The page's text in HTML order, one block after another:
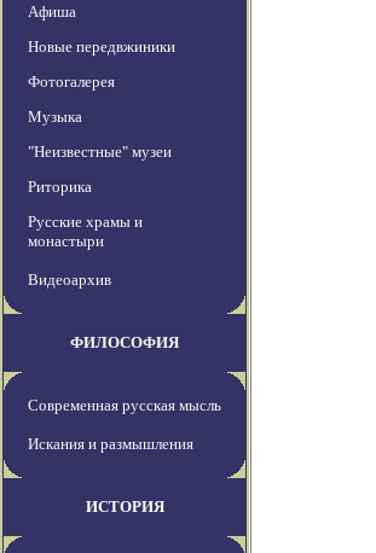
Афиша
Новые передвжиники
Фотогалерея
Музыка
"Неизвестные" музеи
Риторика
Русские храмы и
монастыри
Видеоархив
ФИЛОСОФИЯ
Современная русская мысль
Искания и размышления
ИСТОРИЯ